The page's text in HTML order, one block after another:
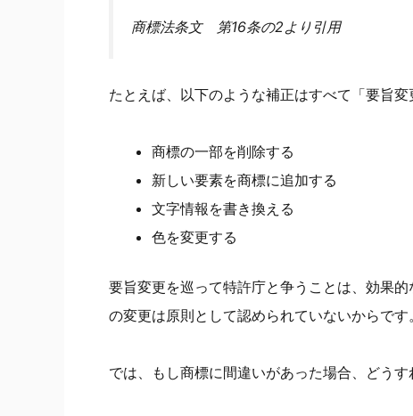
商標法条文 第16条の2より引用
たとえば、以下のような補正はすべて「要旨
商標の一部を削除する
新しい要素を商標に追加する
文字情報を書き換える
色を変更する
要旨変更を巡って特許庁と争うことは、効果
の変更は原則として認められていないからです。
では、もし商標に間違いがあった場合、どう